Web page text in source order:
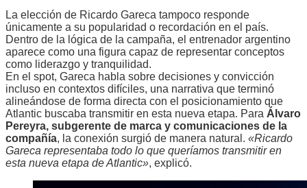
La elección de Ricardo Gareca tampoco responde
únicamente a su popularidad o recordación en el país.
Dentro de la lógica de la campaña, el entrenador argentino
aparece como una figura capaz de representar conceptos
como liderazgo y tranquilidad.
En el spot, Gareca habla sobre decisiones y convicción
incluso en contextos difíciles, una narrativa que terminó
alineándose de forma directa con el posicionamiento que
Atlantic buscaba transmitir en esta nueva etapa. Para Álvaro
Pereyra, subgerente de marca y comunicaciones de la
compañía, la conexión surgió de manera natural. «Ricardo
Gareca representaba todo lo que queríamos transmitir en
esta nueva etapa de Atlantic», explicó.